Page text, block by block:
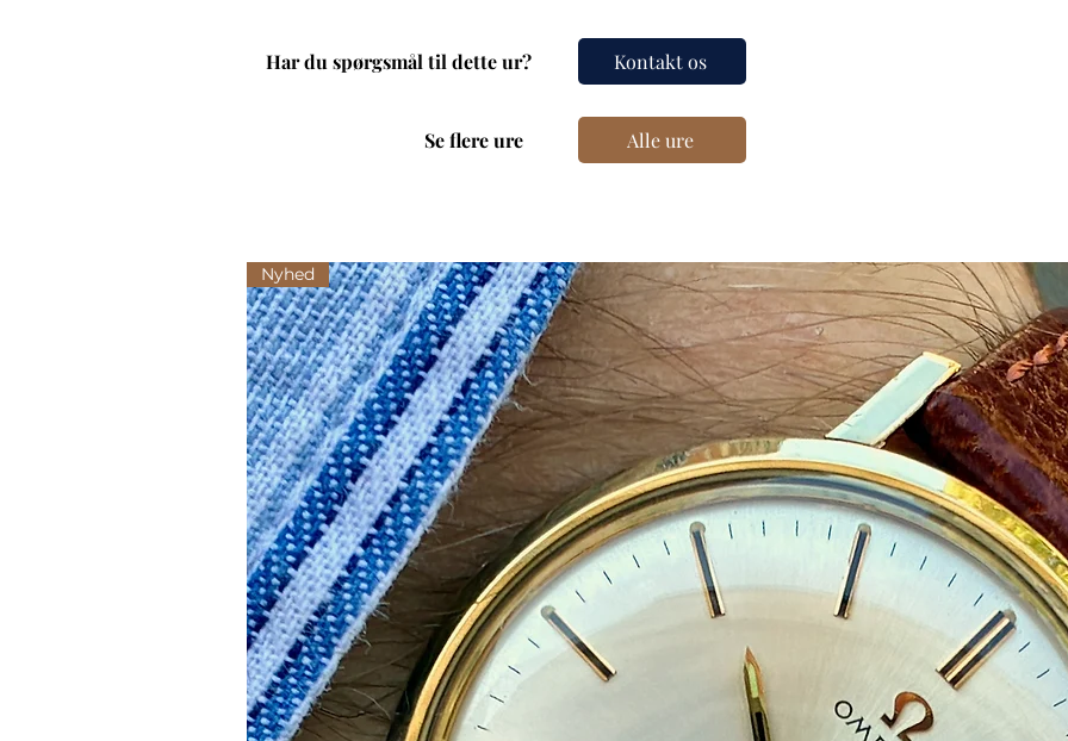
Har du spørgsmål til dette ur? Kontakt os
Se flere ure Alle ure
Nyhed